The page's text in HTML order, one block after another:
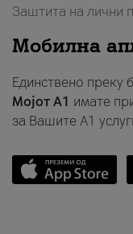
Заштита на лични
Мобилна
Единствено преку
Мојот A1 имате
за Вашите A1